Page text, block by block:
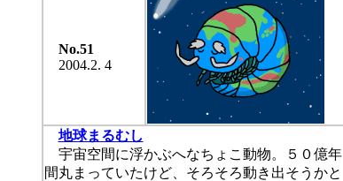
No.51
2004.2. 4
地球まるむし
宇宙空間に浮かぶへなちょこ動物。５０億年
間丸まっていたけど、そろそろ動き出そうかと